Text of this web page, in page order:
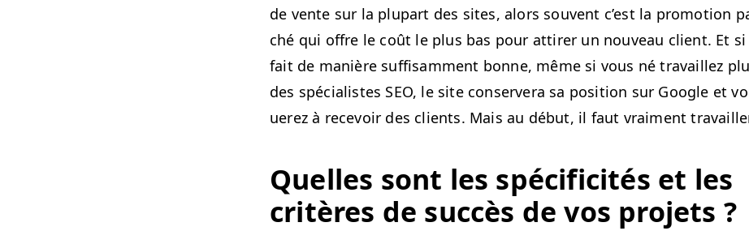
de vente sur la plu­part des sites, alors sou­vent c’est la pro­mo­tion
ché qui offre le coût le plus bas pour attir­er un nou­veau client. Et si
fait de manière suff­isam­ment bonne, même si vous né tra­vaillez
des spé­cial­istes SEO, le site con­servera sa posi­tion sur Google et
uerez à recevoir des clients. Mais au début, il faut vrai­ment
Quelles sont les spé­ci­ficités et les
critères de suc­cès de vos projets ?